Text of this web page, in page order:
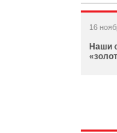
16
Наши